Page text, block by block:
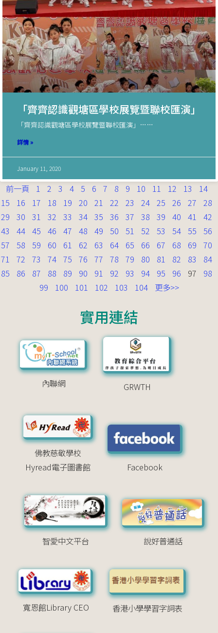
「齊齊認識觀塘區學校展覽暨聯校匯演」
「齊齊認識觀塘區學校展覽暨聯校匯演」……
詳情 »
January 11, 2020
前一頁 1 2 3 4 5 6 7 8 9 10 11 12 13
14
15
16 17 18 19 20 21 22 23 24 25 26 27
28
29
30 31 32 33 34 35 36 37 38 39 40 41
42
43
44 45 46 47 48 49 50 51 52 53 54 55
56
57
58 59 60 61 62 63 64 65 66 67 68 69
70
71
72 73 74 75 76 77 78 79 80 81 82 83
84
85
86 87 88 89 90 91 92 93 94 95 96 97
98
99
100 101 102 103 104 更多>>
實用連結
內聯網 GRWTH
佛教慈敬學校
Hyread電子圖書館
Facebook
智愛中文平台 說好普通話
寬恩館Library CEO 香港小學學習字詞表